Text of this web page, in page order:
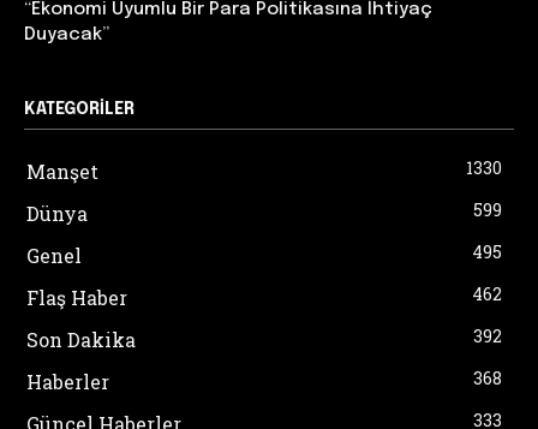
“Ekonomi Uyumlu Bir Para Politikasına İhtiyaç
Duyacak”
KATEGORILER
Manşet 1330
Dünya 599
Genel 495
Flaş Haber 462
Son Dakika 392
Haberler 368
Güncel Haberler 333